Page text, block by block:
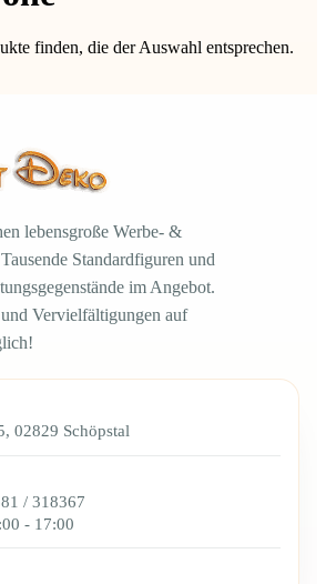
finden, die der Auswahl entsprechen.
lebensgroße Werbe- &
Standardfiguren und
im Angebot.
Vervielfältigungen auf
02829 Schöpstal
/ 318367
- 17:00